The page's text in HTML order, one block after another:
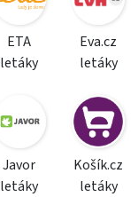
ETA
letáky
Eva.cz
letáky
Javor
letáky
Košík.cz
letáky